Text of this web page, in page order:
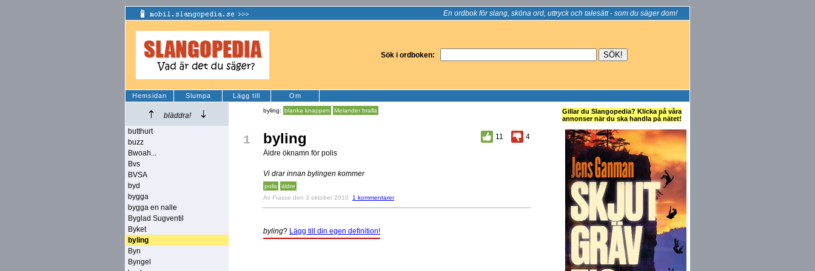
En ordbok för slang, sköna ord, uttryck och talesätt - som du säger dom!
Sök i ordboken:
Hemsidan Slumpa Lägg till Om
bläddra!
butthurt
buzz
Bwoah...
Bvs
BVSA
byd
bygga
bygga en nalle
Byglad Sugventil
Byket
byling
Byn
Byngel
byling: blanka knappen Melander bralla
1 byling 11
4
Äldre öknamn för polis
Vi drar innan bylingen kommer
polis
äldre
Av Frasse den 3 oktober 2010 1 kommentarer
byling? Lägg till din egen definition!
Gillar du Slangopedia? Klicka på våra
annonser när du ska handla på nätet!